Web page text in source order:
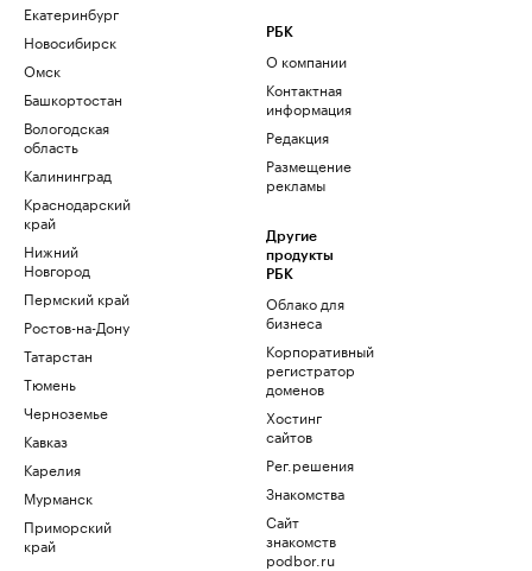
Екатеринбург
Новосибирск
Омск
Башкортостан
Вологодская
область
Калининград
Краснодарский
край
Нижний
Новгород
Пермский край
Ростов-на-Дону
Татарстан
Тюмень
Черноземье
Кавказ
Карелия
Мурманск
Приморский
край
РБК
О компании
Контактная
информация
Редакция
Размещение
рекламы
Другие
продукты
РБК
Облако для
бизнеса
Корпоративный
регистратор
доменов
Хостинг
сайтов
Рег.решения
Знакомства
Сайт
знакомств
podbor.ru